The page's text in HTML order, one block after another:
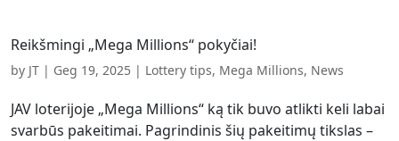
Reikšmingi „Mega Millions“ pokyčiai!
by JT | Geg 19, 2025 | Lottery tips, Mega Millions, News
JAV loterijoje „Mega Millions“ ką tik buvo atlikti keli labai
svarbūs pakeitimai. Pagrindinis šių pakeitimų tikslas –